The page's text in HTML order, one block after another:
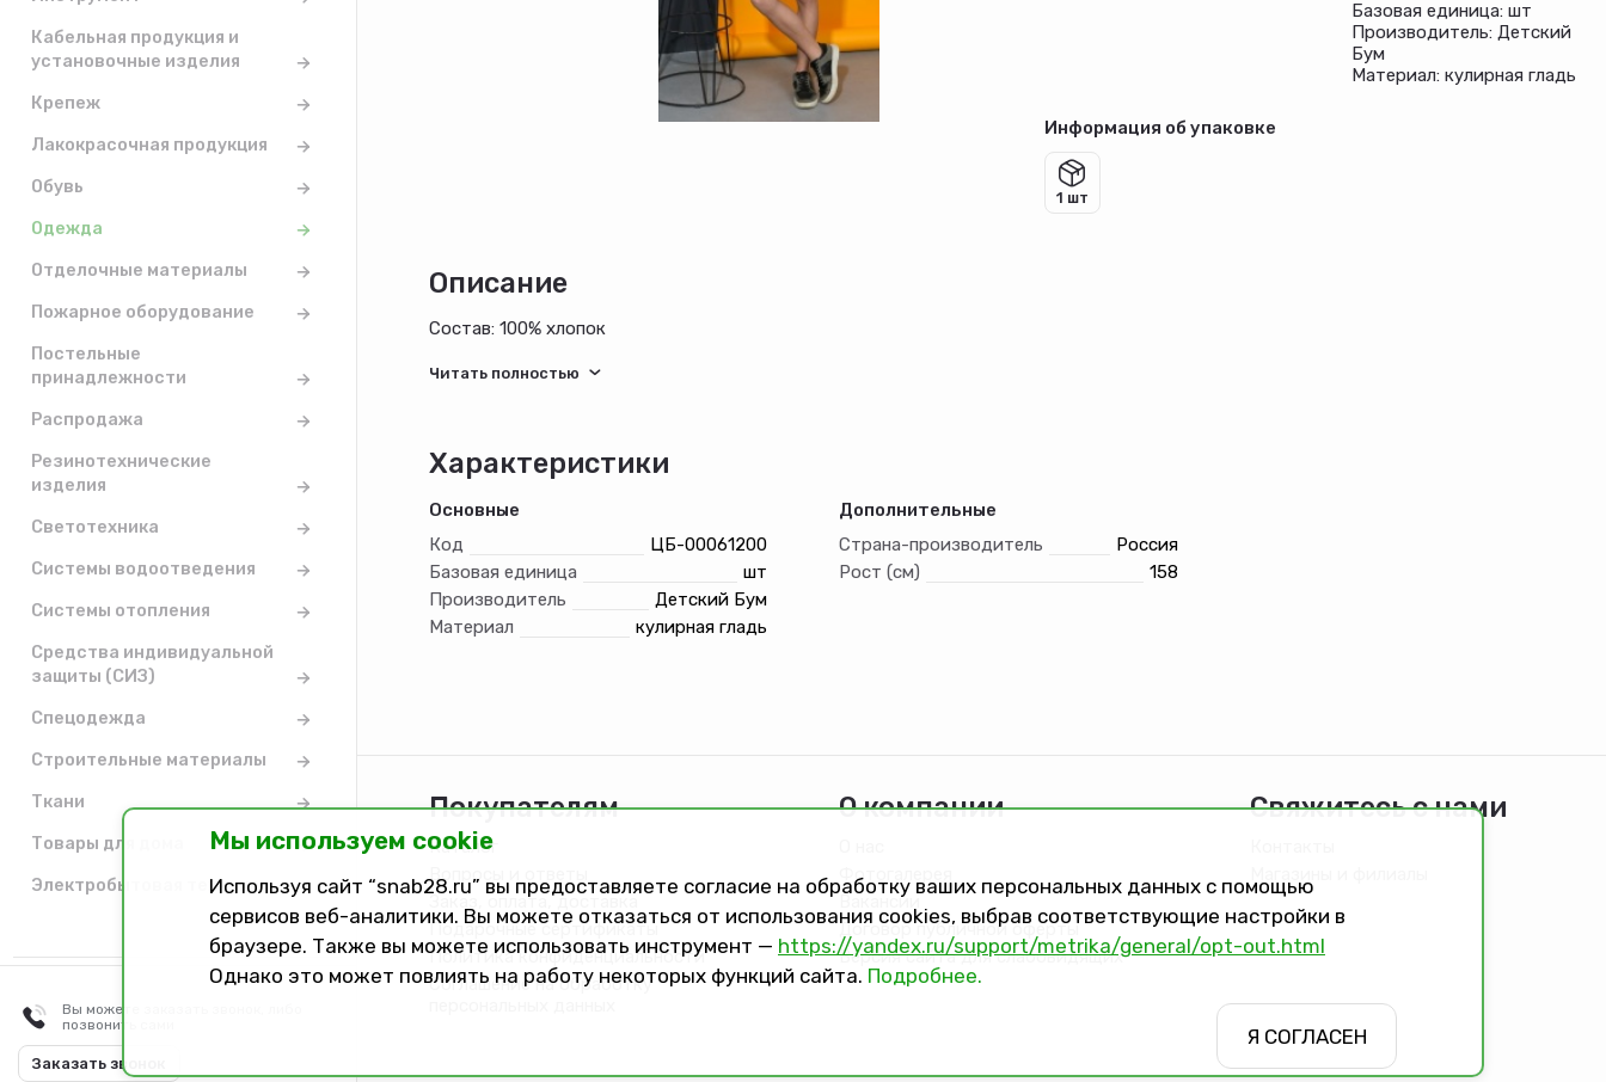
Кабельная продукция и
установочные изделия
Крепеж
Лакокрасочная продукция
Обувь
Одежда
Отделочные материалы
Пожарное оборудование
Постельные
принадлежности
Распродажа
Резинотехнические
изделия
Светотехника
Системы водоотведения
Системы отопления
Средства индивидуальной
защиты (СИЗ)
Спецодежда
Строительные материалы
Ткани
Товары для дома
Электробытовая техника
Вы можете заказать звонок, либо
позвонить сами
Заказать звонок
Базовая единица: шт
Производитель: Детский
Бум
Материал: кулирная гладь
Информация об упаковке
1 шт
Описание
Состав: 100% хлопок
Характеристики
Основные
Код
ЦБ-00061200
Базовая единица
шт
Производитель
Детский Бум
Материал
кулирная гладь
Дополнительные
Страна-производитель
Россия
Рост (см)
158
Покупателям
Каталог
Заказ, оплата, доставка
Подарочные сертификаты
Политика конфиденциальности
Соглашение на обработку
О компании
Фотогалерея
Вакансии
Договор публичной оферты
Версия сайта для слабовидящих
Свяжитесь с нами
Разработано в
Мы используем cookie
Используя сайт “snab28.ru” вы предоставляете согласие на обработку ваших персональных данных с помощью
сервисов веб-аналитики. Вы можете отказаться от использования cookies, выбрав соответствующие настройки в
браузере. Также вы можете использовать инструмент — https://yandex.ru/support/metrika/general/opt-out.html
Однако это может повлиять на работу некоторых функций сайта. Подробнее.
Я СОГЛАСЕН